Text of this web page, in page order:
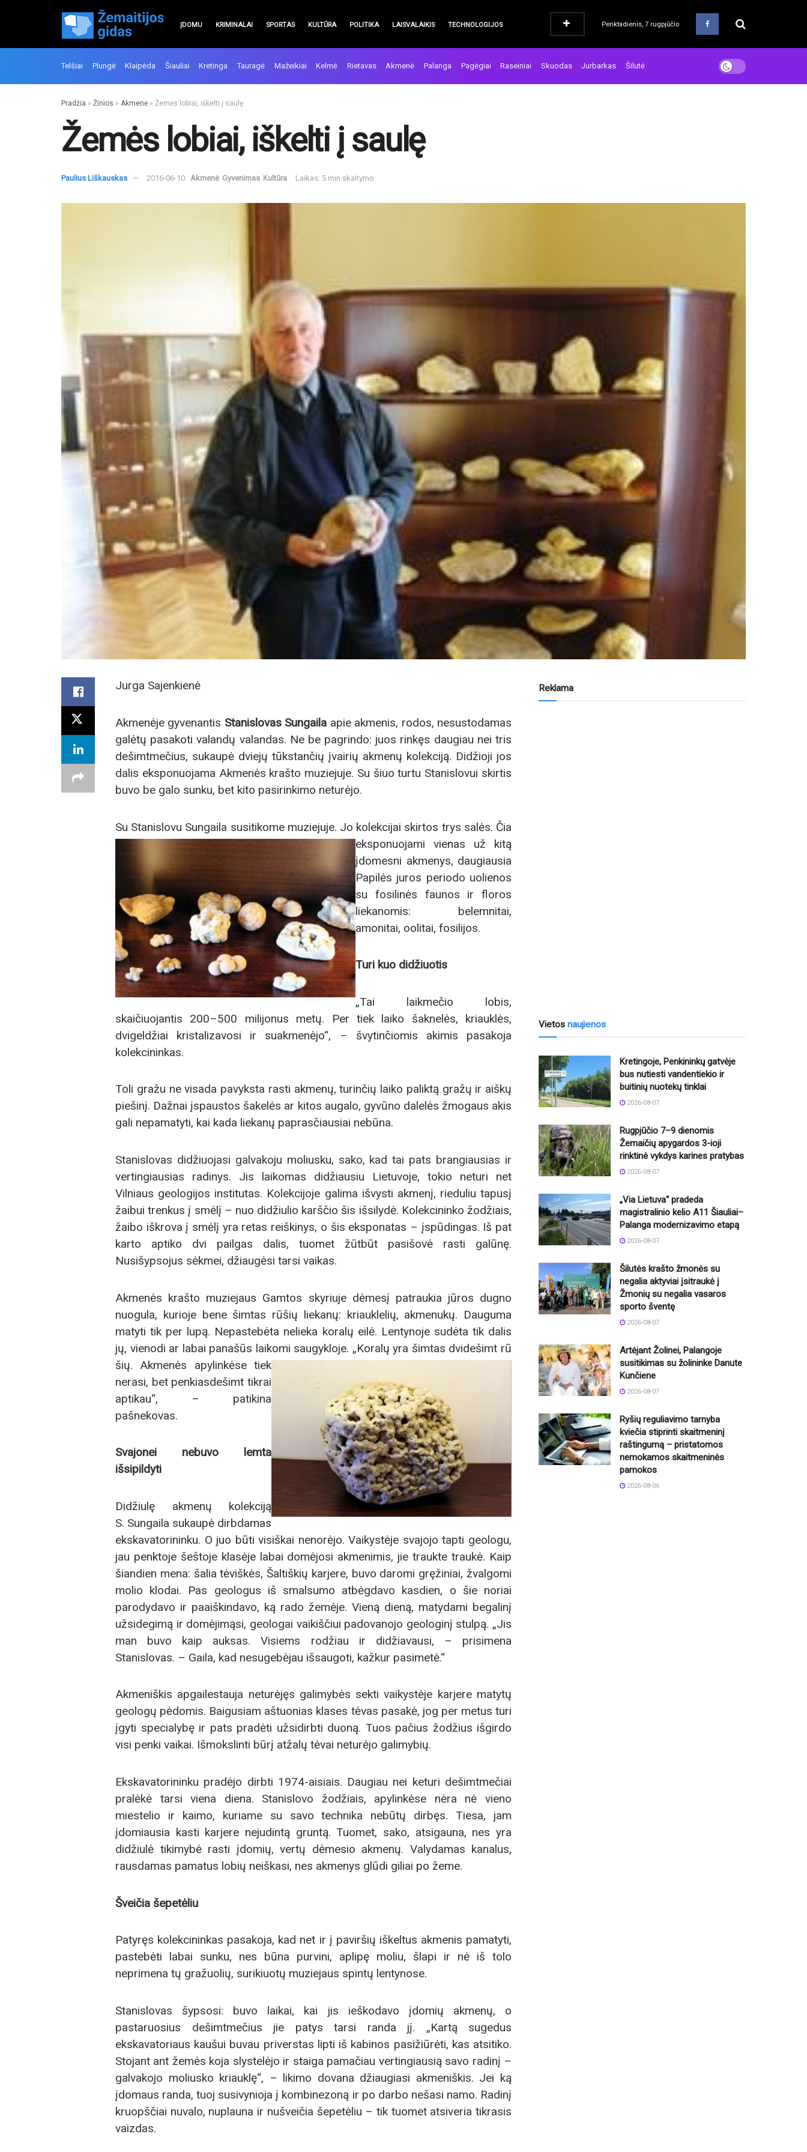
ĮDOMU KRIMINALAI SPORTAS KULTŪRA POLITIKA LAISVALAIKIS TECHNOLOGIJOS Penktadienis, 7 rugpjūčio
Telšiai Plungė Klaipėda Šiauliai Kretinga Tauragė Mažeikiai Kelmė Rietavas Akmenė Palanga Pagėgiai Raseiniai Skuodas Jurbarkas Šilutė
Pradžia » Žinios » Akmenė » Žemės lobiai, iškelti į saulę
Žemės lobiai, iškelti į saulę
Paulius Liškauskas 2016-06-10 Akmenė Gyvenimas Kultūra Laikas: 5 min skaitymo
Jurga Sajenkienė
Akmenėje gyvenantis Stanislovas Sungaila apie akmenis, rodos, nesustodamas
galėtų pasakoti valandų valandas. Ne be pagrindo: juos rinkęs daugiau nei tris
dešimtmečius, sukaupė dviejų tūkstančių įvairių akmenų kolekciją. Didžioji jos
dalis eksponuojama Akmenės krašto muziejuje. Su šiuo turtu Stanislovui skirtis
buvo be galo sunku, bet kito pasirinkimo neturėjo.
Su Stanislovu Sungaila susitikome muziejuje. Jo kolekcijai skirtos trys salės. Čia
eksponuojami vienas už kitą
įdomesni akmenys, daugiausia
Papilės juros periodo uolienos
su fosilinės faunos ir floros
liekanomis: belemnitai,
amonitai, oolitai, fosilijos.
Turi kuo didžiuotis
„Tai laikmečio lobis,
skaičiuojantis 200–500 milijonus metų. Per tiek laiko šaknelės, kriauklės,
dvigeldžiai kristalizavosi ir suak­menėjo“, – švytinčiomis akimis pasakoja
kolekcininkas.
Toli gražu ne visada pavyksta rasti akmenų, turinčių laiko paliktą gražų ir aiškų
piešinį. Dažnai įspaustos šakelės ar kitos augalo, gyvūno dalelės žmogaus akis
gali nepamatyti, kai kada liekanų paprasčiausiai nebūna.
Stanislovas didžiuojasi galvakoju moliusku, sako, kad tai pats brangiausias ir
vertingiausias radinys. Jis laikomas didžiausiu Lietuvoje, tokio neturi net
Vilniaus geologijos institutas. Kolekcijoje galima išvysti akmenį, rieduliu tapusį
žaibui trenkus į smėlį – nuo didžiulio karščio šis išsilydė. Kolekcininko žodžiais,
žaibo iškrova į smėlį yra retas reiškinys, o šis eksponatas – įspūdingas. Iš pat
karto aptiko dvi pailgas dalis, tuomet žūtbūt pasišovė rasti galūnę.
Nusišypsojus sėkmei, džiaugėsi tarsi vaikas.
Akmenės krašto muziejaus Gamtos skyriuje dėmesį patraukia jūros dugno
nuogula, kurioje bene šimtas rūšių liekanų: kriauklelių, akmenukų. Dauguma
matyti tik per lupą. Nepastebėta nelieka koralų eilė. Lentynoje sudėta tik dalis
jų, vienodi ar labai panašūs laikomi saugykloje. „Koralų yra šimtas dvidešimt rū
šių. Akmenės apylinkėse tiek
nerasi, bet penkiasdešimt tikrai
aptikau“, – patikina
pašnekovas.
Svajonei nebuvo lemta
išsipildyti
Didžiulę akmenų kolekciją
S. Sungaila sukaupė dirbdamas
ekskavatorininku. O juo būti visiškai nenorėjo. Vaikystėje svajojo tapti geologu,
jau penktoje šeštoje klasėje labai domėjosi akmenimis, jie traukte traukė. Kaip
šiandien mena: šalia tėviškės, Šaltiškių karjere, buvo daromi gręžiniai, žvalgomi
molio klodai. Pas geologus iš smalsumo atbėgdavo kasdien, o šie noriai
parodydavo ir paaiškindavo, ką rado žemėje. Vieną dieną, matydami begalinį
užsidegimą ir domėjimąsi, geologai vaikiščiui padovanojo geologinį stulpą. „Jis
man buvo kaip auksas. Visiems rodžiau ir didžiavausi, – prisimena
Stanislovas. – Gaila, kad nesugebėjau išsaugoti, kažkur pasimetė.“
Akmeniškis apgailestauja neturėjęs galimybės sekti vaikystėje karjere matytų
geologų pėdomis. Baigusiam aštuonias klases tėvas pasakė, jog per metus turi
įgyti specialybę ir pats pradėti užsidirbti duoną. Tuos pačius žodžius išgirdo
visi penki vaikai. Išmokslinti būrį atžalų tėvai neturėjo galimybių.
Ekskavatorininku pradėjo dirbti 1974-aisiais. Daugiau nei keturi dešimtmečiai
pralėkė tarsi viena diena. Stanislovo žodžiais, apylinkėse nėra nė vieno
miestelio ir kaimo, kuriame su savo technika nebūtų dirbęs. Tiesa, jam
įdomiausia kasti karjere nejudintą gruntą. Tuomet, sako, atsigauna, nes yra
didžiulė tikimybė rasti įdomių, vertų dėmesio akmenų. Valydamas kanalus,
rausdamas pamatus lobių neiškasi, nes akmenys glūdi giliai po žeme.
Šveičia šepetėliu
Patyręs kolekcininkas pasakoja, kad net ir į paviršių iškeltus akmenis pamatyti,
pastebėti labai sunku, nes būna purvini, aplipę moliu, šlapi ir nė iš tolo
neprimena tų gražuolių, surikiuotų muziejaus spintų lentynose.
Stanislovas šypsosi: buvo laikai, kai jis ieškodavo įdomių akmenų, o
pastaruosius dešimt­mečius jie patys tarsi randa jį. „Kartą sugedus
ekskavatoriaus kaušui buvau priverstas lipti iš kabinos pasižiūrėti, kas atsitiko.
Stojant ant žemės koja slystelėjo ir staiga pamačiau vertingiausią savo radinį –
galvakojo moliusko kriauklę“, – likimo dovana džiaugiasi akmeniškis. Jei ką
įdomaus randa, tuoj susivynioja į kombinezoną ir po darbo nešasi namo. Radinį
kruopščiai nuvalo, nuplauna ir nušveičia šepetėliu – tik tuomet atsiveria tikrasis
vaizdas.
Reklama
Vietos naujienos
Kretingoje, Penkininkų gatvėje
bus nutiesti vandentiekio ir
buitinių nuotekų tinklai
2026-08-07
Rugpjūčio 7–9 dienomis
Žemaičių apygardos 3-ioji
rinktinė vykdys karines pratybas
2026-08-07
„Via Lietuva“ pradeda
magistralinio kelio A11 Šiauliai–
Palanga modernizavimo etapą
2026-08-07
Šilutės krašto žmonės su
negalia aktyviai įsitraukė į
Žmonių su negalia vasaros
sporto šventę
2026-08-07
Artėjant Žolinei, Palangoje
susitikimas su žolininke Danute
Kunčiene
2026-08-07
Ryšių reguliavimo tarnyba
kviečia stiprinti skaitmeninį
raštingumą – pristatomos
nemokamos skaitmeninės
pamokos
2026-08-06